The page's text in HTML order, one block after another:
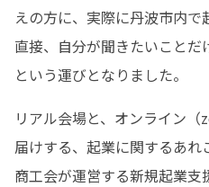
えの方に、実際に丹波市内で
直接、自分が聞きたいことだ
という運びとなりました。
リアル会場と、オンライン
届けする、起業に関するあ
商工会が運営する新規起業